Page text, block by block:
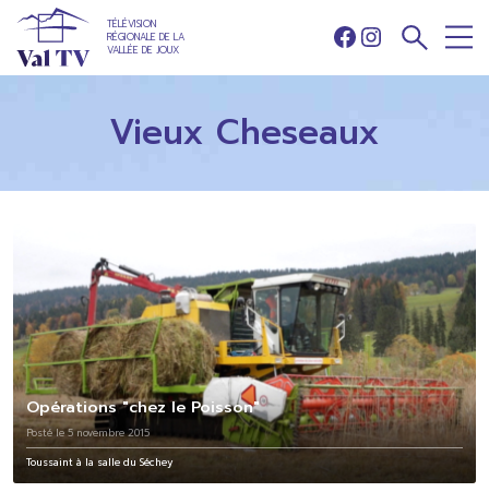
TÉLÉVISION
RÉGIONALE DE LA
VALLÉE DE JOUX
Facebook
Instagram
Vieux Cheseaux
Opérations "chez le Poisson"
Posté le 5 novembre 2015
Toussaint à la salle du Séchey